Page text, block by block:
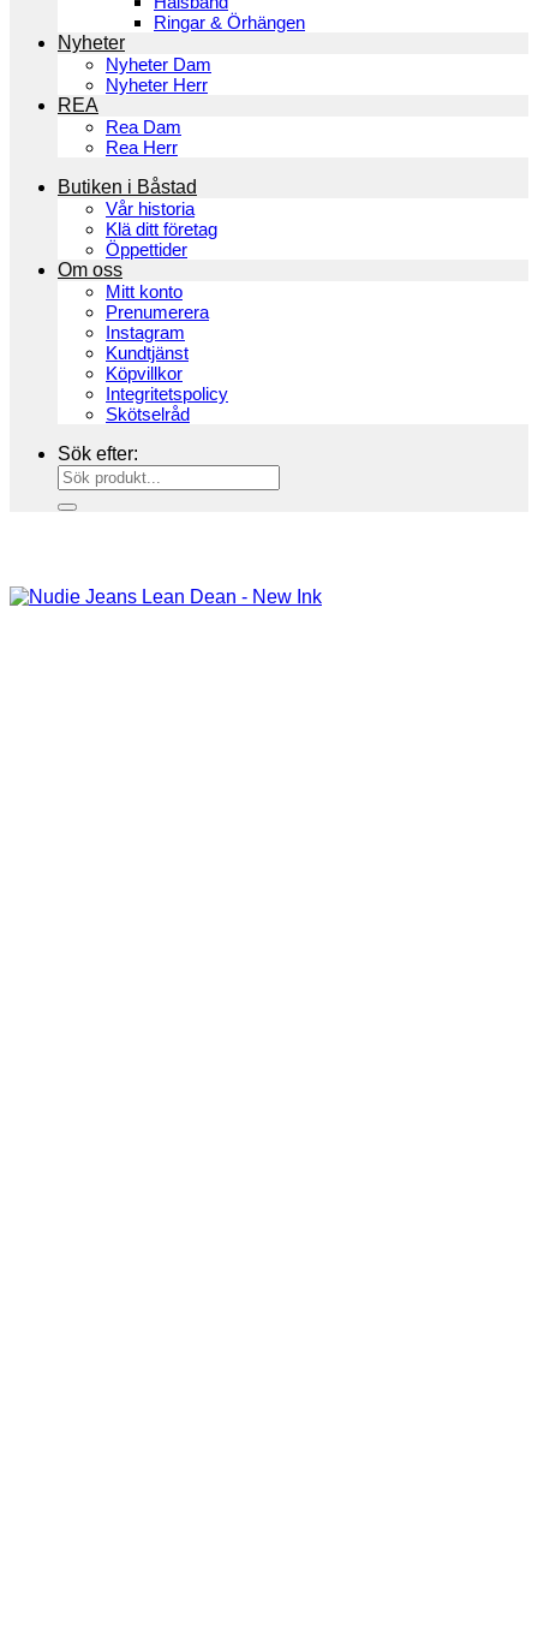
Ringar & Örhängen
Nyheter
Nyheter Dam
Nyheter Herr
REA
Rea Dam
Rea Herr
Butiken i Båstad
Vår historia
Klä ditt företag
Öppettider
Om oss
Mitt konto
Prenumerera
Instagram
Kundtjänst
Köpvillkor
Integritetspolicy
Skötselråd
Sök efter: